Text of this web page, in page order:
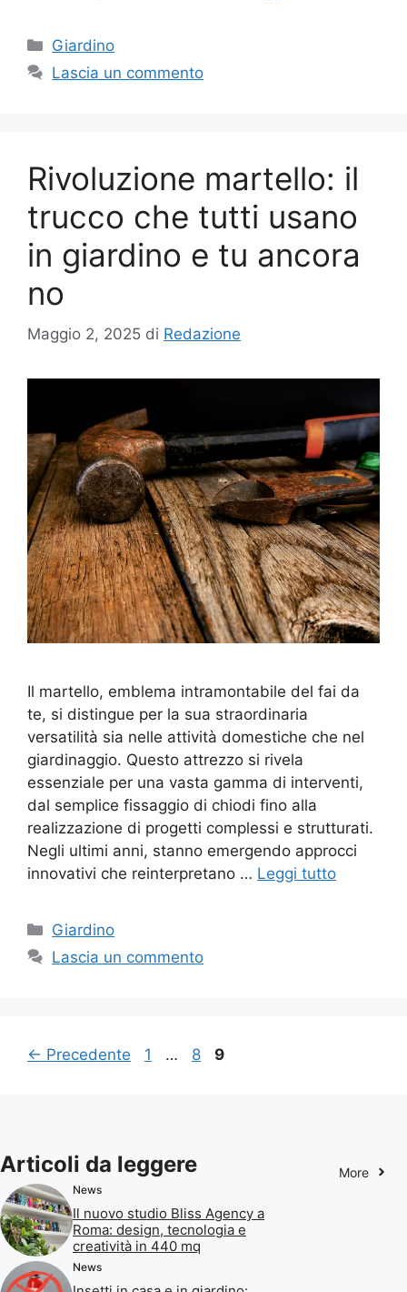
Categorie
Giardino
Lascia un commento
Rivoluzione martello: il
trucco che tutti usano
in giardino e tu ancora
no
Maggio 2, 2025 di Redazione
Il martello, emblema intramontabile del fai da
te, si distingue per la sua straordinaria
versatilità sia nelle attività domestiche che nel
giardinaggio. Questo attrezzo si rivela
essenziale per una vasta gamma di interventi,
dal semplice fissaggio di chiodi fino alla
realizzazione di progetti complessi e strutturati.
Negli ultimi anni, stanno emergendo approcci
innovativi che reinterpretano … Leggi tutto
Categorie
Giardino
Lascia un commento
← Precedente Pagina
1 … Pagina
8 Pagina
9
Articoli da leggere More
News
Il nuovo studio Bliss Agency a
Roma: design, tecnologia e
creatività in 440 mq
News